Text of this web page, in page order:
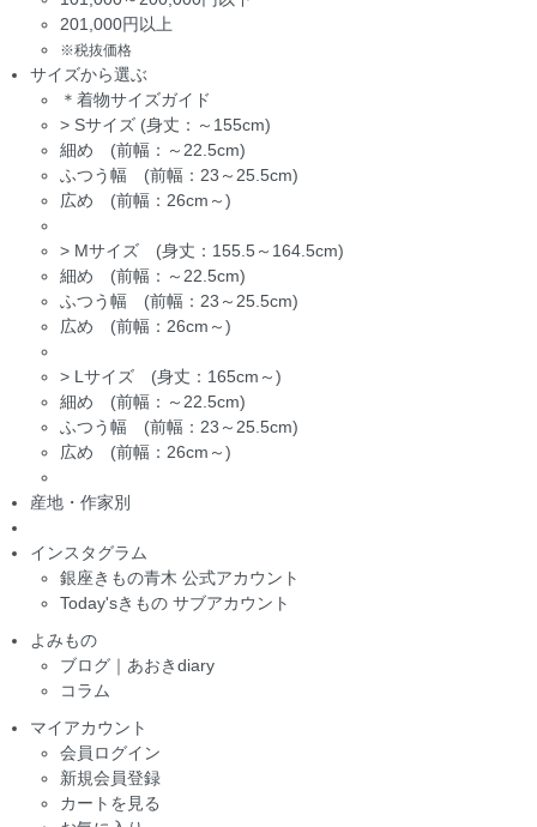
201,000円以上
※税抜価格
サイズから選ぶ
＊着物サイズガイド
> Sサイズ (身丈：～155cm)
細め (前幅：～22.5cm)
ふつう幅 (前幅：23～25.5cm)
広め (前幅：26cm～)
> Mサイズ (身丈：155.5～164.5cm)
細め (前幅：～22.5cm)
ふつう幅 (前幅：23～25.5cm)
広め (前幅：26cm～)
> Lサイズ (身丈：165cm～)
細め (前幅：～22.5cm)
ふつう幅 (前幅：23～25.5cm)
広め (前幅：26cm～)
産地・作家別
インスタグラム
銀座きもの青木 公式アカウント
Today'sきもの サブアカウント
よみもの
ブログ｜あおきdiary
コラム
マイアカウント
会員ログイン
新規会員登録
カートを見る